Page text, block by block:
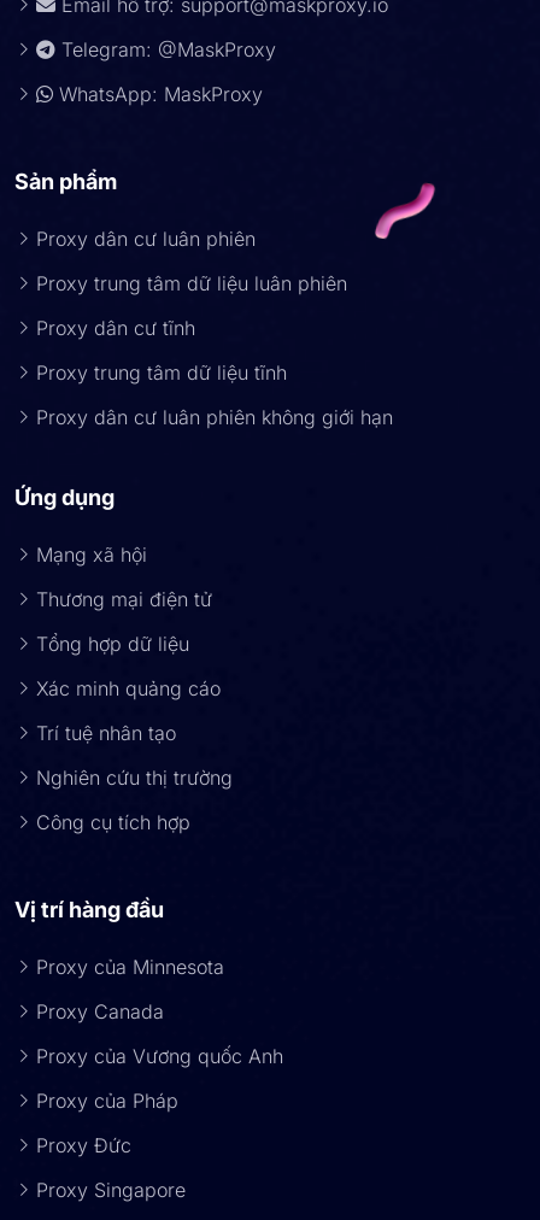
Email hỗ trợ: support@maskproxy.io
Telegram: @MaskProxy
WhatsApp: MaskProxy
Sản phẩm
Proxy dân cư luân phiên
Proxy trung tâm dữ liệu luân phiên
Proxy dân cư tĩnh
Proxy trung tâm dữ liệu tĩnh
Proxy dân cư luân phiên không giới hạn
Ứng dụng
Mạng xã hội
Thương mại điện tử
Tổng hợp dữ liệu
Xác minh quảng cáo
Trí tuệ nhân tạo
Nghiên cứu thị trường
Công cụ tích hợp
Vị trí hàng đầu
Proxy của Minnesota
Proxy Canada
Proxy của Vương quốc Anh
Proxy của Pháp
Proxy Đức
Proxy Singapore